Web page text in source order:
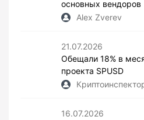
основных вендоров
Alex Zverev
21.07.2026
Обещали 18% в
проекта SPUSD
16.07.2026